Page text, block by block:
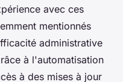
avec ces
mentionnés
administrative
à l'automatisation
à des mises à jour